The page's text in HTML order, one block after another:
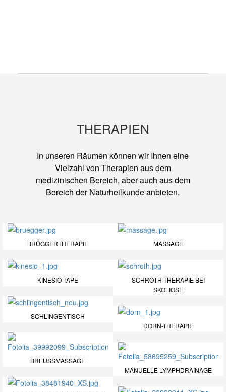
THERAPIEN
In unseren Räumen können wir Ihnen eine
Vielzahl von Therapien aus dem
medizinischen Bereich, aber auch aus dem
Bereich der Naturheilkunde anbieten.
BRÜGGERTHERAPIE MASSAGE
KINESIO TAPE
SCHROTH-THERAPIE BEI
SKOLIOSE
SCHLINGENTISCH
DORN-THERAPIE
BREUSSMASSAGE
MANUELLE LYMPHDRAINAGE